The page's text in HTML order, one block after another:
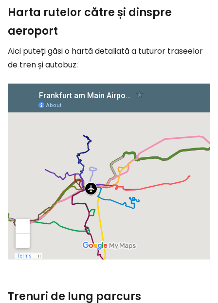
Harta rutelor către și dinspre
aeroport
Aici puteți găsi o hartă detaliată a tuturor traseelor
de tren și autobuz:
Trenuri de lung parcurs